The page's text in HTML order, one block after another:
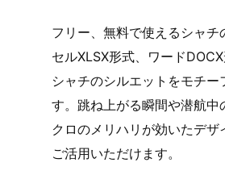
フリー、無料で使えるシャ
セルXLSX形式、ワード
シャチのシルエットをモチ
す。跳ね上がる瞬間や潜航
クロのメリハリが効いたデ
ご活用いただけます。